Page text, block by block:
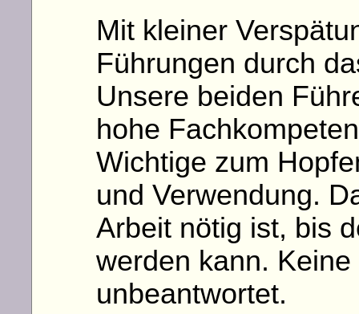
Mit kleiner
Führungen durch
Unsere beiden
hohe
Wichtige zum
und Verwendung.
Arbeit nötig ist, bis
werden kann.
unbeantwortet.